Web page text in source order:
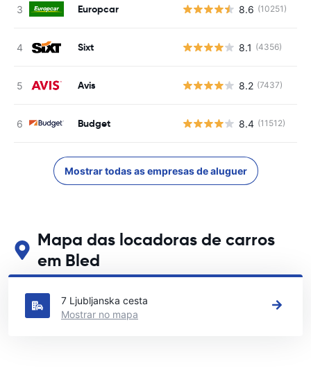
Europcar 8.6 (10251)
Sixt 8.1 (4356)
Avis 8.2 (7437)
Budget 8.4 (11512)
Mostrar todas as empresas de aluguer
Mapa das locadoras de carros
em Bled
Veja nossos principais locais de aluguel de carros em Bled
7 Ljubljanska cesta
Mostrar no mapa